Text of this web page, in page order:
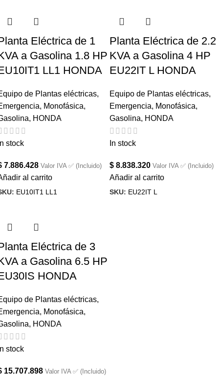
Eléctrica de 1
a Gasolina 1.8 HP
LL1 HONDA
de Plantas eléctricas,
, Monofásica,
, HONDA
stock
7.886.428 Valor IVA ✅ (Incluido)
al carrito
EU10IT1 LL1
Planta Eléctrica de 2.2
KVA a Gasolina 4 HP
EU22IT L HONDA
Equipo de Plantas eléctricas,
Emergencia, Monofásica,
Gasolina, HONDA
In stock
$ 8.838.320 Valor IVA ✅ (Incluido)
Añadir al carrito
SKU: EU22IT L
Eléctrica de 3
a Gasolina 6.5 HP
HONDA
de Plantas eléctricas,
, Monofásica,
, HONDA
stock
15.707.898 Valor IVA ✅ (Incluido)